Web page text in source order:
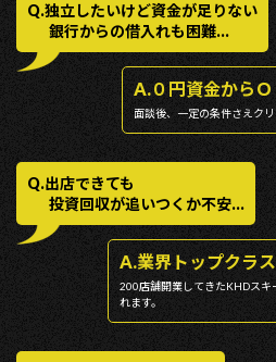
Q.独⽴したいけど資⾦が⾜りない
銀⾏からの借⼊れも困難...
A.０円資⾦からＯ
⾯談後、⼀定の条件さえク
Q.出店できても
投資回収が追いつくか不安...
A.業界トップクラ
200店舗開業してきたKHDスキ
れます。